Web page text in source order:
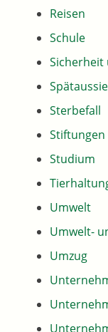
Reisen
Schule
Sicherheit
Sterbefall
Stiftungen
Studium
Umwelt
Umwelt-
Umzug